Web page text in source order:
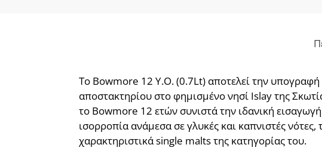
Το Bowmore 12 Y.O. (0.7Lt) αποτελεί την
αποστακτηρίου στο φημισμένο νησί Islay της
το Bowmore 12 ετών συνιστά την ιδανική
ισορροπία ανάμεσα σε γλυκές και καπνιστές
χαρακτηριστικά single malts της κατηγορίας του.